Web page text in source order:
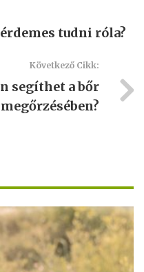
tudni róla?
Következő Cikk:
segíthet a bőr